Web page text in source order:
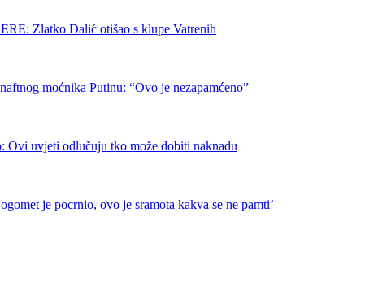
Zlatko Dalić otišao s klupe Vatrenih
moćnika Putinu: “Ovo je nezapamćeno”
Ovi uvjeti odlučuju tko može dobiti naknadu
je pocrnio, ovo je sramota kakva se ne pamti’